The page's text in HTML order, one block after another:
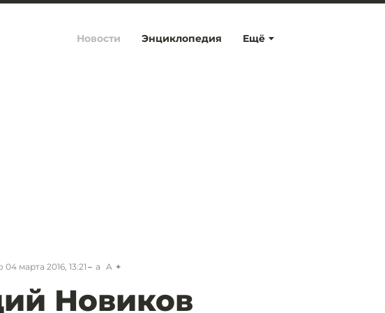
Ещё
Новости Энциклопедия
04 марта 2016, 13:21 a A
Новиков